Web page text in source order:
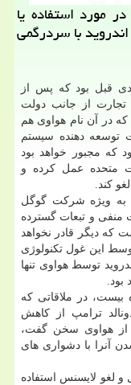
مورد استفاده یا
با سردرگمی
قبل بود كه پس از
تجارت از جانب دولت
در آن نام هواوی هم
دهنده سیستم
كه مجبور خواهد بود
متحده عمل كرده و
كند.
به ویژه شركت گوگل
منفی و تبعات گسترده
كه دیگر قادر نخواهد
این غول تكنولوژی
توسط هواوی تنها
بیست، در ملاقاتی كه
ترامپ از كاهش
از هواوی سخن گفت،
آنرا با دشواری های
لغو لایسنس استفاده